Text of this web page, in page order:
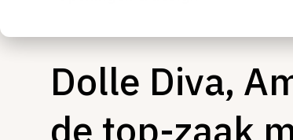
Dolle Diva,
de top-zaak